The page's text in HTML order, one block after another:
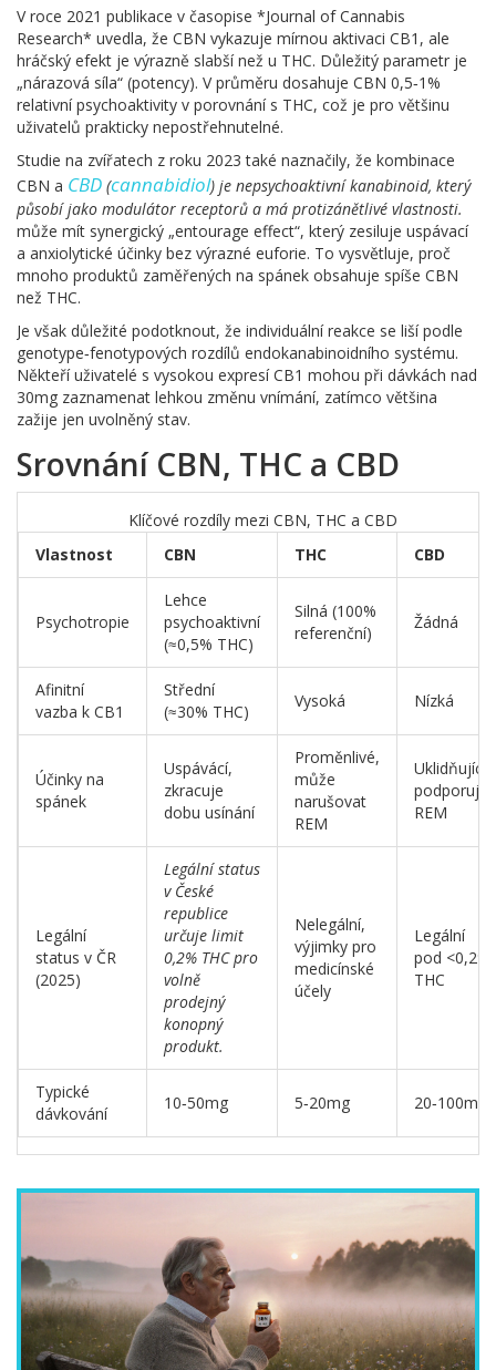
V roce 2021 publikace v časopise *Journal of Cannabis
Research* uvedla, že CBN vykazuje mírnou aktivaci CB1, ale
hráčský efekt je výrazně slabší než u THC. Důležitý parametr je
„nárazová síla“ (potency). V průměru dosahuje CBN 0,5‑1%
relativní psychoaktivity v porovnání s THC, což je pro většinu
uživatelů prakticky nepostřehnutelné.
Studie na zvířatech z roku 2023 také naznačily, že kombinace
CBN a CBD (cannabidiol) je nepsychoaktivní kanabinoid, který
působí jako modulátor receptorů a má protizánětlivé vlastnosti.
může mít synergický „entourage effect“, který zesiluje uspávací
a anxiolytické účinky bez výrazné euforie. To vysvětluje, proč
mnoho produktů zaměřených na spánek obsahuje spíše CBN
než THC.
Je však důležité podotknout, že individuální reakce se liší podle
genotype‑fenotypových rozdílů endokanabinoidního systému.
Někteří uživatelé s vysokou expresí CB1 mohou při dávkách nad
30mg zaznamenat lehkou změnu vnímání, zatímco většina
zažije jen uvolněný stav.
Srovnání CBN, THC a CBD
Klíčové rozdíly mezi CBN, THC a CBD
Vlastnost
CBN THC CBD
Psychotropie
Lehce
psychoaktivní
(≈0,5% THC)
Silná (100%
referenční)
Žádná
Afinitní
vazba k CB1
Střední
(≈30% THC)
Vysoká Nízká
Účinky na
spánek
Uspávácí,
zkracuje
dobu usínání
Proměnlivé,
může
narušovat
REM
Uklidňující,
podporuje
REM
Legální
status v ČR
(2025)
Legální status
v České
republice
určuje limit
0,2% THC pro
volně
prodejný
konopný
produkt.
Nelegální,
výjimky pro
medicínské
účely
Legální
pod <0,2%
THC
Typické
dávkování
10‑50mg 5‑20mg 20‑100mg